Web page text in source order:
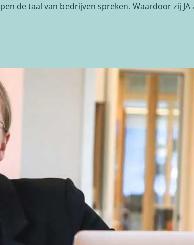
de taal van bedrijven spreken. Waardoor zij JA